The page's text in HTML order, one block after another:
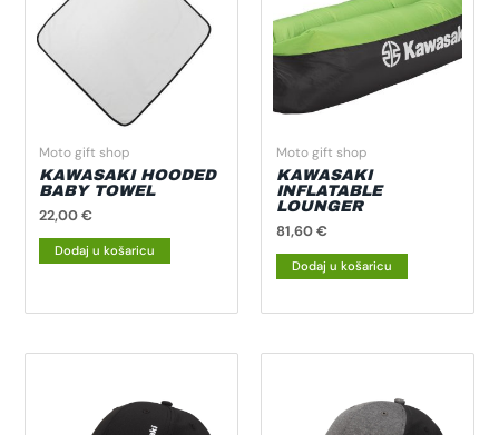
Moto gift shop
KAWASAKI HOODED
BABY TOWEL
22,00€
Dodaj u košaricu
Moto gift shop
KAWASAKI
INFLATABLE
LOUNGER
81,60€
Dodaj u košaricu